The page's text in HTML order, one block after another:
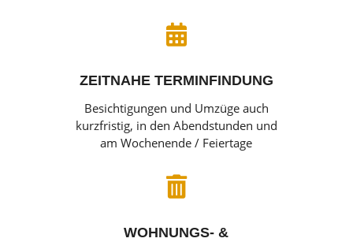

ZEITNAHE TERMINFINDUNG
Besichtigungen und Umzüge auch
kurzfristig, in den Abendstunden und
am Wochenende / Feiertage

WOHNUNGS- &